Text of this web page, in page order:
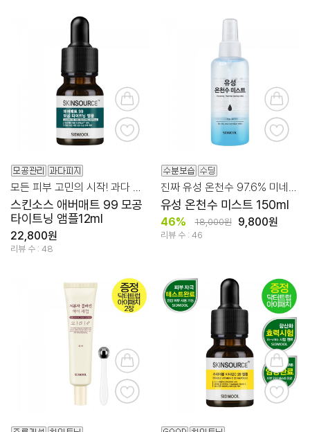
스킨소스 애버매트 99 모공
타이트닝 앰플12ml
22,800원
리뷰 수 : 48
유성 온천수 미스트 150ml
46% 18,000원 9,800원
리뷰 수 : 46